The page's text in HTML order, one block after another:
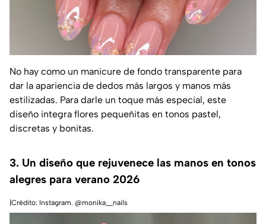
No hay como un manicure de fondo transparente para
dar la apariencia de dedos más largos y manos más
estilizadas. Para darle un toque más especial, este
diseño integra flores pequeñitas en tonos pastel,
discretas y bonitas.
3. Un diseño que rejuvenece las manos en tonos
alegres para verano 2026
|Crédito: Instagram. @monika__nails